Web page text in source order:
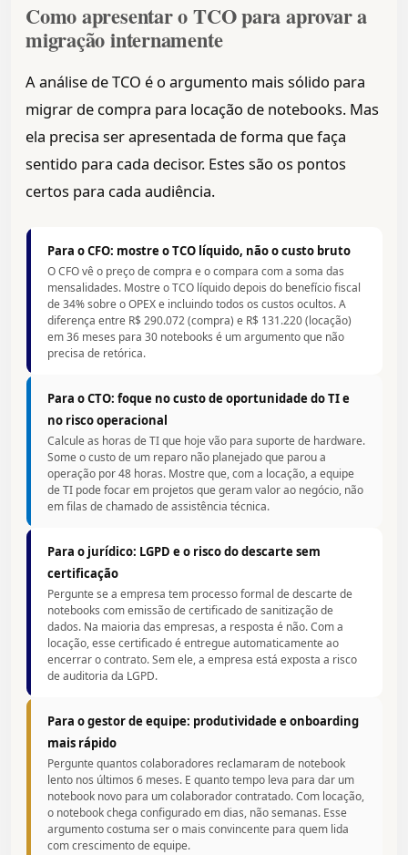
Como apresentar o TCO para aprovar a
migração internamente
A análise de TCO é o argumento mais sólido para
migrar de compra para locação de notebooks. Mas
ela precisa ser apresentada de forma que faça
sentido para cada decisor. Estes são os pontos
certos para cada audiência.
Para o CFO: mostre o TCO líquido, não o custo bruto
O CFO vê o preço de compra e o compara com a soma das
mensalidades. Mostre o TCO líquido depois do benefício fiscal
de 34% sobre o OPEX e incluindo todos os custos ocultos. A
diferença entre R$ 290.072 (compra) e R$ 131.220 (locação)
em 36 meses para 30 notebooks é um argumento que não
precisa de retórica.
Para o CTO: foque no custo de oportunidade do TI e
no risco operacional
Calcule as horas de TI que hoje vão para suporte de hardware.
Some o custo de um reparo não planejado que parou a
operação por 48 horas. Mostre que, com a locação, a equipe
de TI pode focar em projetos que geram valor ao negócio, não
em filas de chamado de assistência técnica.
Para o jurídico: LGPD e o risco do descarte sem
certificação
Pergunte se a empresa tem processo formal de descarte de
notebooks com emissão de certificado de sanitização de
dados. Na maioria das empresas, a resposta é não. Com a
locação, esse certificado é entregue automaticamente ao
encerrar o contrato. Sem ele, a empresa está exposta a risco
de auditoria da LGPD.
Para o gestor de equipe: produtividade e onboarding
mais rápido
Pergunte quantos colaboradores reclamaram de notebook
lento nos últimos 6 meses. E quanto tempo leva para dar um
notebook novo para um colaborador contratado. Com locação,
o notebook chega configurado em dias, não semanas. Esse
argumento costuma ser o mais convincente para quem lida
com crescimento de equipe.